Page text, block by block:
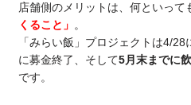
店舗側のメリットは、何といって
くること」 。
「みらい飯」プロジェクトは4/
に募金終了、そして5月末までに
です。